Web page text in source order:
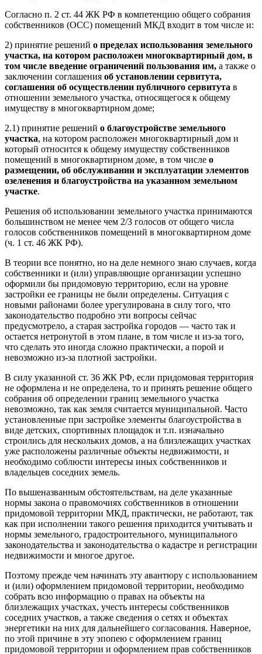
Согласно п. 2 ст. 44 ЖК РФ в компетенцию общего собрания
собственников (ОСС) помещений МКД входит в том числе и:
2) принятие решений о пределах использования земельного
участка, на котором расположен многоквартирный дом, в
том числе введение ограничений пользования им, а также о
заключении соглашения об установлении сервитута,
соглашения об осуществлении публичного сервитута в
отношении земельного участка, относящегося к общему
имуществу в многоквартирном доме;
2.1) принятие решений о благоустройстве земельного
участка, на котором расположен многоквартирный дом и
который относится к общему имуществу собственников
помещений в многоквартирном доме, в том числе о
размещении, об обслуживании и эксплуатации элементов
озеленения и благоустройства на указанном земельном
участке.
Решения об использовании земельного участка принимаются
большинством не менее чем 2/3 голосов от общего числа
голосов собственников помещений в многоквартирном доме
(ч. 1 ст. 46 ЖК РФ).
В теории все понятно, но на деле немного знаю случаев, когда
собственники и (или) управляющие организации успешно
оформили бы придомовую территорию, если на уровне
застройки ее границы не были определены. Ситуация с
новыми районами более урегулирована в силу того, что
законодательство подробно эти вопросы сейчас
предусмотрело, а старая застройка городов — часто так и
остается нетронутой в этом плане, в том числе и из-за того,
что сделать это иногда сложно практически, а порой и
невозможно из-за плотной застройки.
В силу указанной ст. 36 ЖК РФ, если придомовая территория
не оформлена и не определена, то и принять решение общего
собрания об определении границ земельного участка
невозможно, так как земля считается муниципальной. Часто
установленные при застройке элементы благоустройства в
виде детских, спортивных площадок и т.п. изначально
строились для нескольких домов, а на близлежащих участках
уже расположены различные объекты недвижимости, и
необходимо соблюсти интересы иных собственников и
владельцев соседних земель.
По вышеназванным обстоятельствам, на деле указанные
нормы закона о правомочиях собственников в отношении
придомовой территории МКД, практически, не работают, так
как при исполнении такого решения приходится учитывать и
нормы земельного, градостроительного, муниципального
законодательства и законодательства о кадастре и регистрации
недвижимости и многое другое.
Поэтому прежде чем начинать эту авантюру с использованием
и (или) оформлением придомовой территории, необходимо
собрать всю информацию о правах на объекты на
близлежащих участках, учесть интересы собственников
соседних участков, а также сведения о сетях и объектах
энергетики на них для дальнейшего согласования. Наверное,
по этой причине в эту эпопею с оформлением границ
придомовой территории и оформлением прав собственников